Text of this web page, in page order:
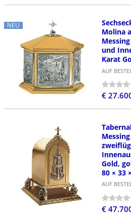
NEU
Molina
und
Karat
AUF
€
Gold,
80 × 33
AUF
€